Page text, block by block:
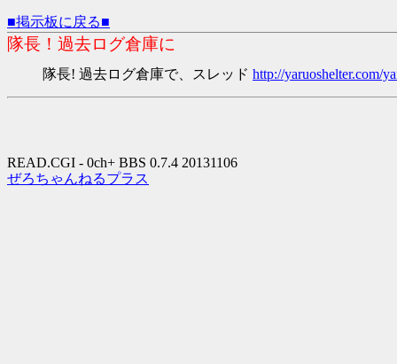
■掲示板に戻る■
隊長！過去ログ倉庫に
隊長! 過去ログ倉庫で、スレッド http://yaruoshelter.com/
READ.CGI - 0ch+ BBS 0.7.4 20131106
ぜろちゃんねるプラス